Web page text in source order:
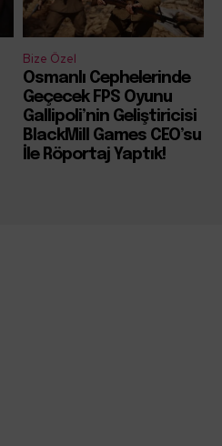
Bize Özel
Osmanlı Cephelerinde
Geçecek FPS Oyunu
Gallipoli’nin Geliştiricisi
BlackMill Games CEO’su
İle Röportaj Yaptık!